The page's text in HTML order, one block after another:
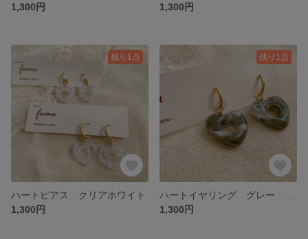
1,300円
1,300円
残り1点
ハートピアス クリアホワイト
1,300円
残り1点
1,300円